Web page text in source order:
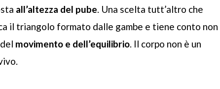
all’altezza del pube. Una scelta tutt’altro che
il triangolo formato dalle gambe e tiene conto non
movimento e dell’equilibrio. Il corpo non è un